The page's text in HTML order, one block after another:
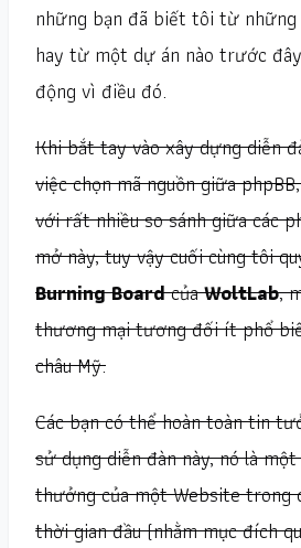
những bạn đã biết tôi từ
hay từ một dự án nào trước
động vì điều đó.
Khi bắt tay vào xây dựng diễn
việc chọn mã nguồn giữa
với rất nhiều so sánh giữa các
mở này, tuy vậy cuối cùng tôi
Burning BoardcủaWoltLab,
thương mại tương đối ít phổ
châu Mỹ.
Các bạn có thể hoàn toàn tin
sử dụng diễn đàn này, nó là
thưởng của một Website trong
thời gian đầu (nhằm mục đích